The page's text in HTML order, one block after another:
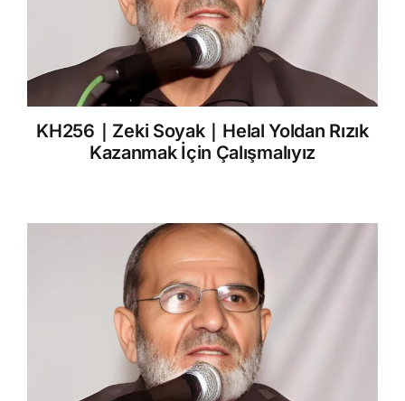
KH256｜Zeki Soyak｜Helal Yoldan Rızık
Kazanmak İçin Çalışmalıyız